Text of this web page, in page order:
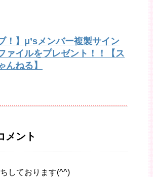
！】μ’sメンバー複製サイン
ァイルをプレゼント！！【ス
んねる】
メント
しております(^^)